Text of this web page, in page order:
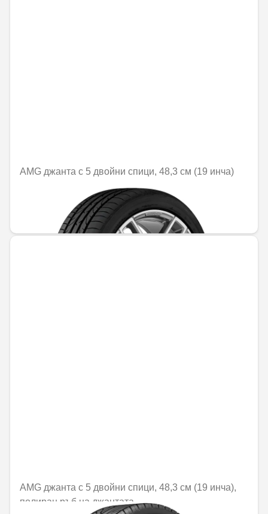
AMG джанта с 5 двойни спици, 48,3 см (19 инча)
Не е налично онлайн
1379,50 € / 2698,06 лв.
AMG джанта с 5 двойни спици, 48,3 см (19 инча),
полиран ръб на джантата